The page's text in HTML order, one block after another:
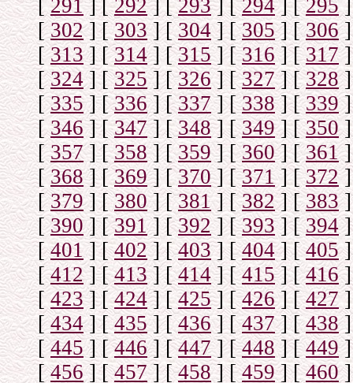
[ 291] [292] [293] [294] [295]
[302] [303] [304] [305] [306]
[313] [314] [315] [316] [ 317]
[324] [325] [326] [327] [328]
[335] [336] [337] [338] [339]
[346] [347] [348] [349] [350]
[357] [358] [359] [360] [361]
[368] [369] [370] [371] [ 372]
[379] [380] [381] [382] [383]
[390] [391] [392] [393] [394]
[401] [402] [403] [404] [405]
[412] [413] [414] [415] [416]
[423] [424] [425] [426] [427]
[434] [435] [ 436] [437] [438]
[445] [446] [447] [448] [449]
[456] [457] [458] [459] [460]